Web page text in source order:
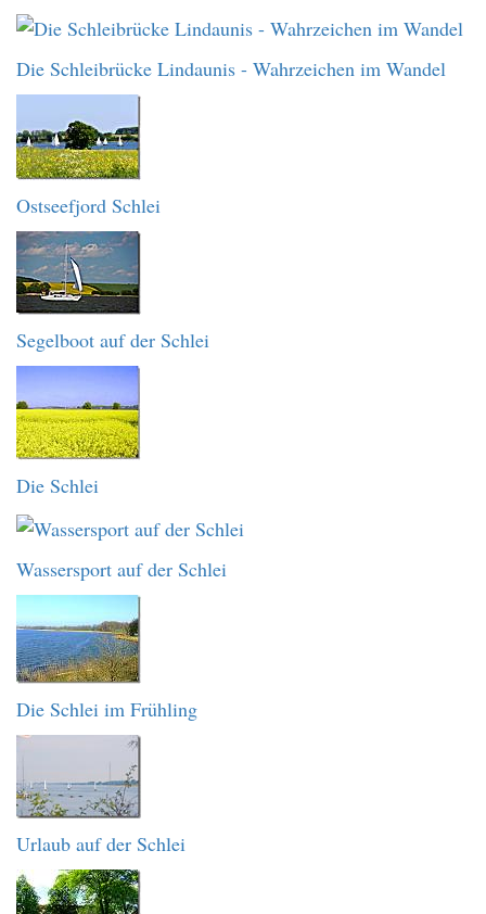
Die Schleibrücke Lindaunis - Wahrzeichen im Wandel
Ostseefjord Schlei
Segelboot auf der Schlei
Die Schlei
Wassersport auf der Schlei
Die Schlei im Frühling
Urlaub auf der Schlei